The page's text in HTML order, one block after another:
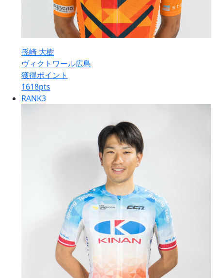
孫崎 大樹
ヴィクトワール広島
獲得ポイント
1618pts
RANK3